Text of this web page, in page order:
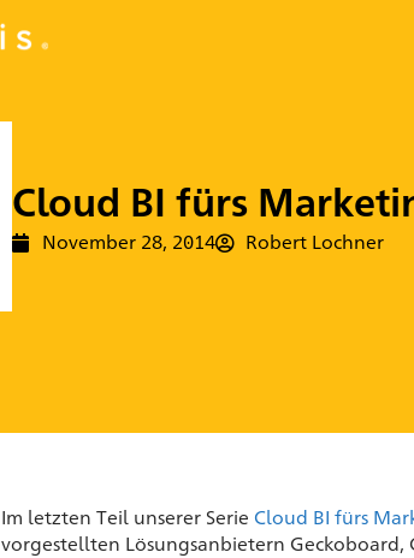
Cloud BI fürs
November 28, 2014 Robert Lochner
Im letzten Teil unserer Serie Cloud BI fürs
vorgestellten Lösungsanbietern Geckoboard,